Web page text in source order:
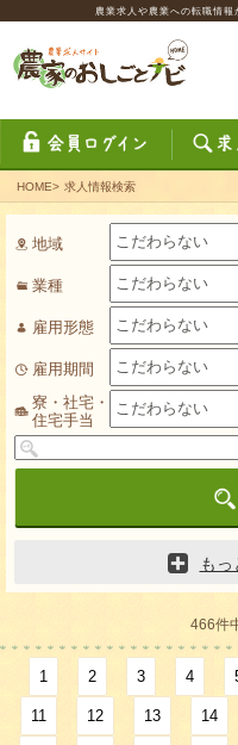
農業求人や農業への転職情報
HOME> 求人情報検索
地域
業種
雇用形態
雇用期間
寮・社宅・
住宅手当
も
466件
1 2 3 4
11 12 13 14